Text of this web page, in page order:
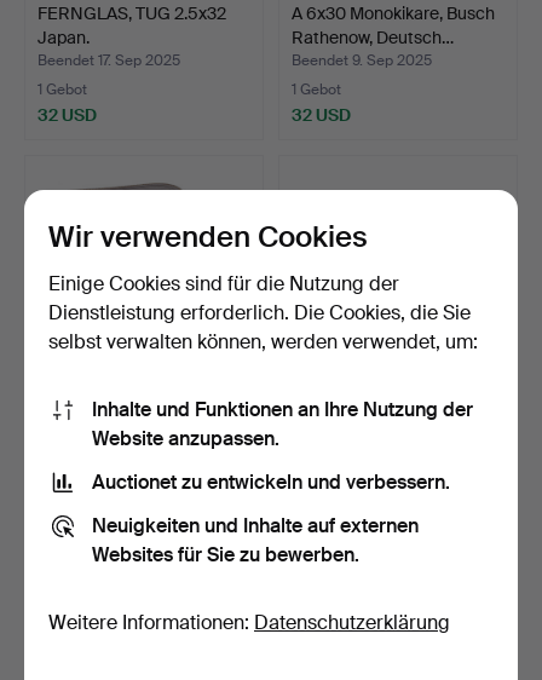
FERNGLAS, TUG 2.5x32
Japan.
Beendet 17. Sep 2025
1 Gebot
32 USD
A 6x30 Monokikare, Busch
Rathenow, Deutsch…
Beendet 9. Sep 2025
1 Gebot
32 USD
Fernglas Horizon 7 x 50,
später Teil des 2…
1 Gebot
32 USD
Zwei Ferngläser, Navigator
64 USD
Wir verwenden Cookies
Einige Cookies sind für die Nutzung der
Dienstleistung erforderlich. Die Cookies, die Sie
selbst verwalten können, werden verwendet, um:
Inhalte und Funktionen an Ihre Nutzung der
Website anzupassen.
Auctionet zu entwickeln und verbessern.
Neuigkeiten und Inhalte auf externen
Websites für Sie zu bewerben.
Weitere Informationen: Datenschutzerklärung